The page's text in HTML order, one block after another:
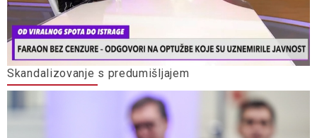
Skandalizovanje s predumišljajem